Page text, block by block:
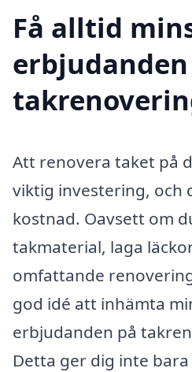
Få alltid
Att renovera taket på
viktig investering, och
kostnad. Oavsett om
takmaterial, laga
omfattande
god idé att inhämta
erbjudanden på
Detta ger dig inte